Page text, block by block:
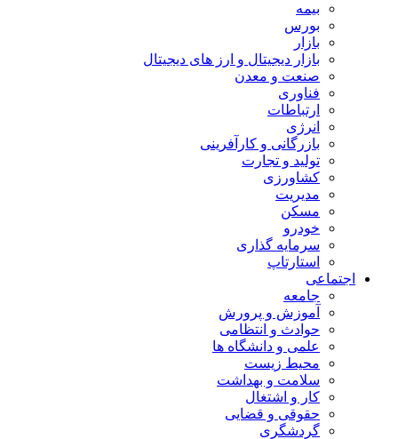
بیمه
بورس
بازار
بازار دیجیتال و ارز های دیجیتال
صنعت و معدن
فناوری
ارتباطات
انرژی
بازرگانی و کارآفرینی
تولید و تجارت
کشاورزی
مدیریت
مسکن
خودرو
سرمایه گذاری
استارتاپ
اجتماعی
جامعه
آموزش و پرورش
حوادث و انتظامی
علمی و دانشگاه ها
محیط زیست
سلامت و بهداشت
کار و اشتغال
حقوقی و قضایی
گردشگری